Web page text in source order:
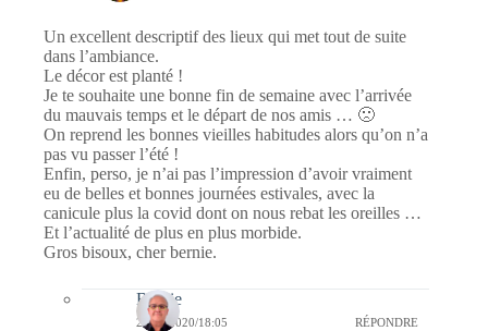
Un excellent descriptif des lieux qui met tout de suite
dans l’ambiance.
Le décor est planté !
Je te souhaite une bonne fin de semaine avec l’arrivée
du mauvais temps et le départ de nos amis … 🙁
On reprend les bonnes vieilles habitudes alors qu’on n’a
pas vu passer l’été !
Enfin, perso, je n’ai pas l’impression d’avoir vraiment
eu de belles et bonnes journées estivales, avec la
canicule plus la covid dont on nous rebat les oreilles …
Et l’actualité de plus en plus morbide.
Gros bisoux, cher bernie.
Bernie
28/08/2020/18:05 RÉPONDRE